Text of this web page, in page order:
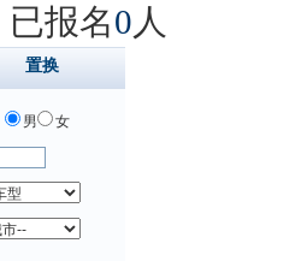
已报名0 人
置换
男 女